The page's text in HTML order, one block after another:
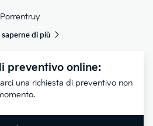
saperne di più
preventivo online:
una richiesta di preventivo non